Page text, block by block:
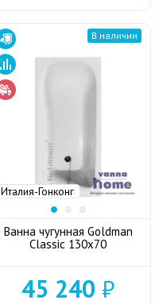
Италия-Гонконг
В наличии
Ванна чугунная Goldman
Classic 130x70
45 240 ₽